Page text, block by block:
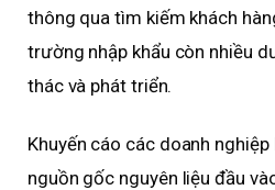
thông qua tìm kiếm khách
trường nhập khẩu còn nhiều
thác và phát triển.
Khuyến cáo các doanh
nguồn gốc nguyên liệu đầu